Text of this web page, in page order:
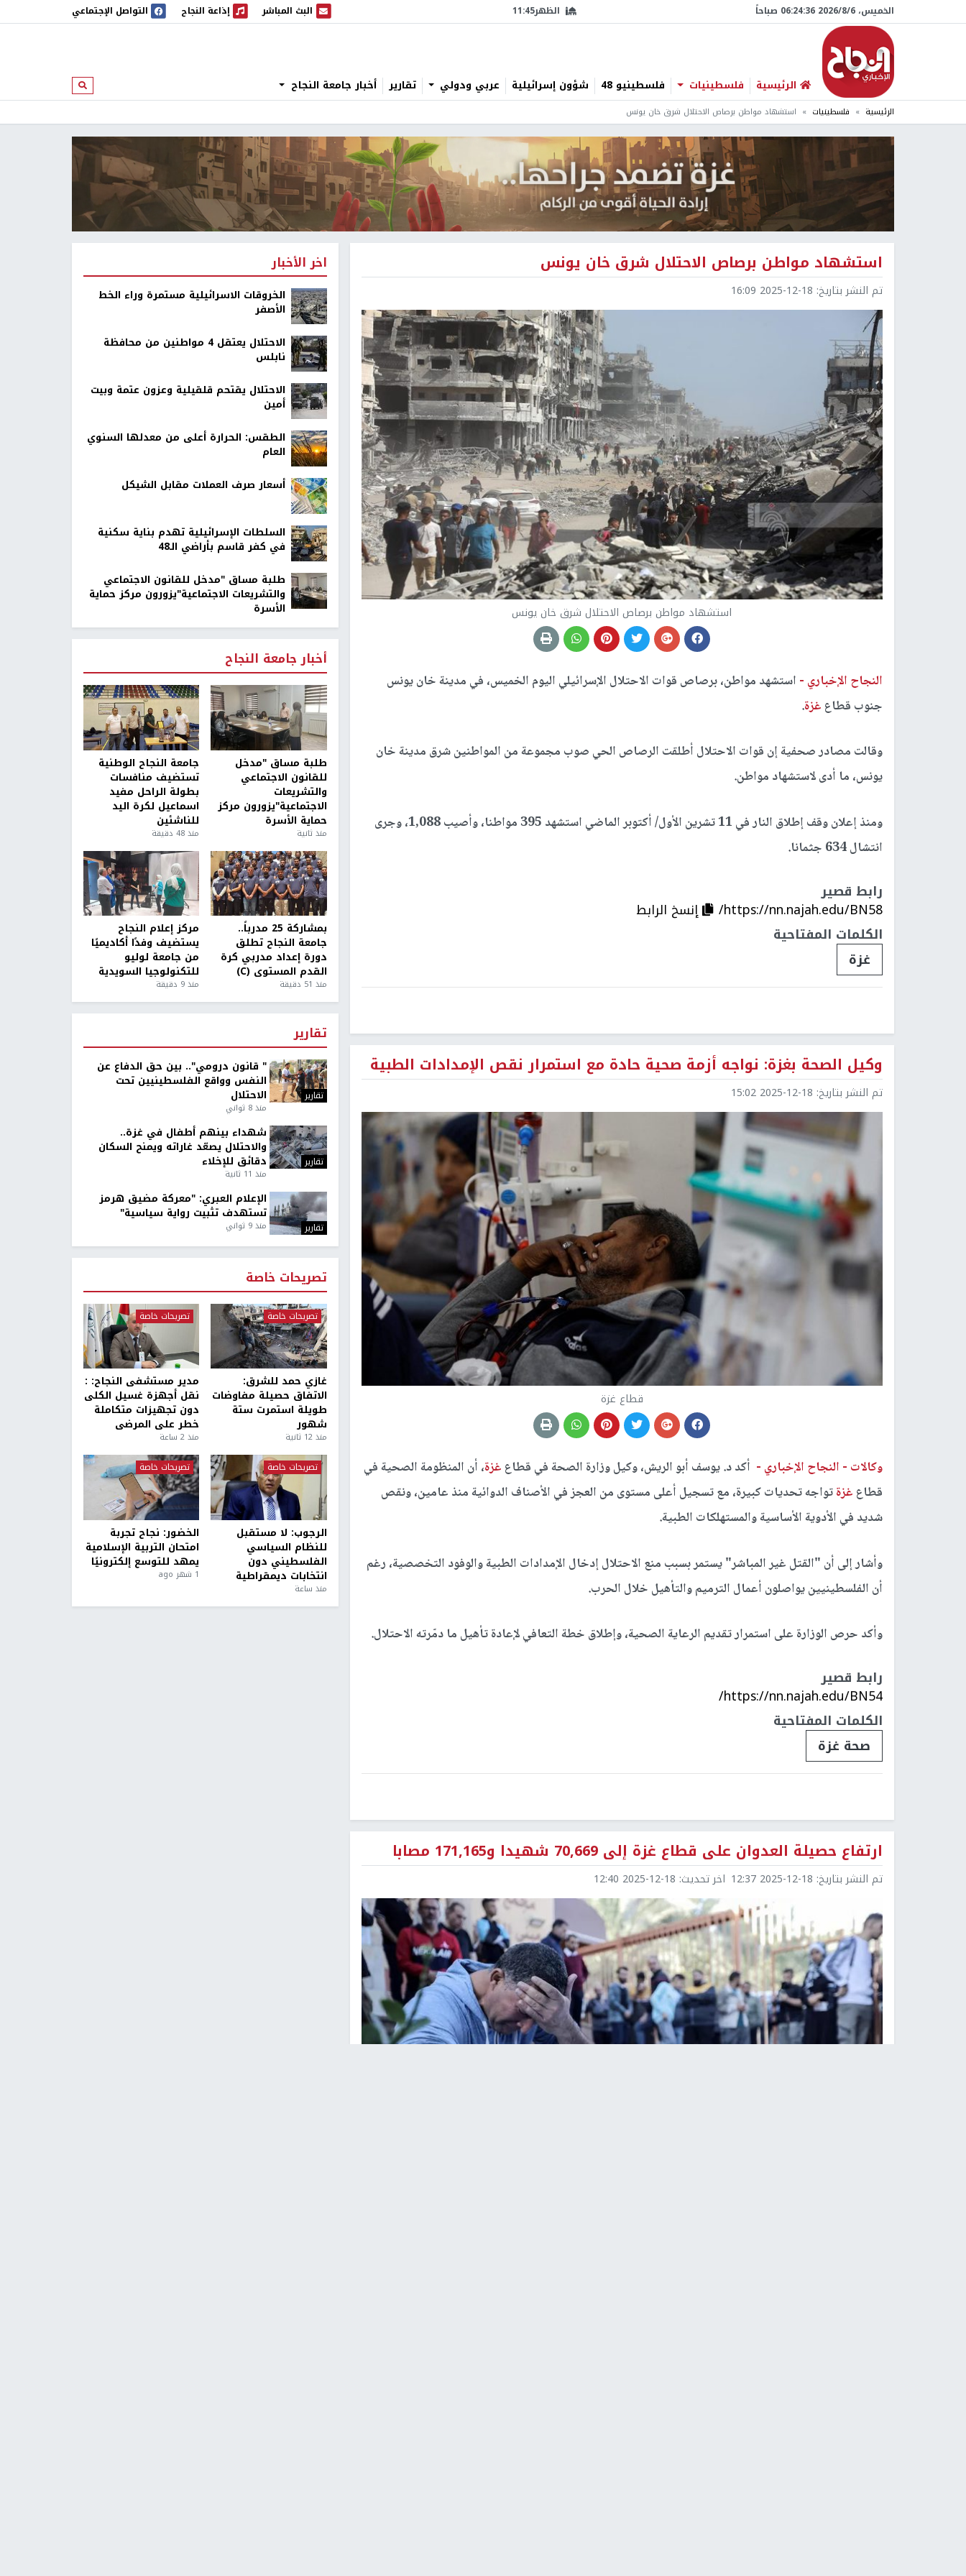
الخميس، 6/‏8/‏2026 06:24:37 صباحاً الظهر11:45 البث المباشر
البث المباشر إذاعة النجاح
إذاعة النجاح التواصل الإجتماعي
الرئيسية فلسطينيات فلسطينيو 48 شؤون إسرائيلية عربي ودولي تقارير أخبار جامعة النجاح ابحث
الرئيسية فلسطينيات استشهاد مواطن برصاص الاحتلال شرق خان يونس
استشهاد مواطن برصاص الاحتلال شرق خان يونس
تم النشر بتاريخ: 2025-12-18 16:09
استشهاد مواطن برصاص الاحتلال شرق خان يونس
النجاح الإخباري - استشهد مواطن، برصاص قوات الاحتلال الإسرائيلي اليوم الخميس، في مدينة خان يونس
جنوب قطاع غزة.
وقالت مصادر صحفية إن قوات الاحتلال أطلقت الرصاص الحي صوب مجموعة من المواطنين شرق مدينة خان
يونس، ما أدى لاستشهاد مواطن.
ومنذ إعلان وقف إطلاق النار في 11 تشرين الأول/ أكتوبر الماضي استشهد 395 مواطنا، وأصيب 1,088، وجرى
انتشال 634 جثمانا.
رابط قصير
https://nn.najah.edu/BN58/
إنسخ الرابط
الكلمات المفتاحية
غزة
وكيل الصحة بغزة: نواجه أزمة صحية حادة مع استمرار نقص الإمدادات الطبية
تم النشر بتاريخ: 2025-12-18 15:02
قطاع غزة
وكالات - النجاح الإخباري - أكد د. يوسف أبو الريش، وكيل وزارة الصحة في قطاع غزة، أن المنظومة الصحية في
قطاع غزةتواجه تحديات كبيرة، مع تسجيل أعلى مستوى من العجز في الأصناف الدوائية منذ عامين، ونقص
شديد في الأدوية الأساسية والمستهلكات الطبية.
وأشار إلى أن "القتل غير المباشر" يستمر بسبب منع الاحتلال إدخال الإمدادات الطبية والوفود التخصصية، رغم
أن الفلسطينيين يواصلون أعمال الترميم والتأهيل خلال الحرب.
وأكد حرص الوزارة على استمرار تقديم الرعاية الصحية، وإطلاق خطة التعافي لإعادة تأهيل ما دمّرته الاحتلال.
رابط قصير
https://nn.najah.edu/BN54/
الكلمات المفتاحية
صحة غزة
ارتفاع حصيلة العدوان على قطاع غزة إلى 70,669 شهيدا و171,165 مصابا
تم النشر بتاريخ: 2025-12-18 12:37 اخر تحديث: 2025-12-18 12:40
اخر الأخبار
الخروقات الاسرائيلية مستمرة وراء الخط
الأصفر
الاحتلال يعتقل 4 مواطنين من محافظة
نابلس
الاحتلال يقتحم قلقيلية وعزون عتمة وبيت
أمين
الطقس: الحرارة أعلى من معدلها السنوي
العام
أسعار صرف العملات مقابل الشيكل
السلطات الإسرائيلية تهدم بناية سكنية
في كفر قاسم بأراضي الـ48
طلبة مساق "مدخل للقانون الاجتماعي
والتشريعات الاجتماعية"يزورون مركز حماية
الأسرة
أخبار جامعة النجاح
طلبة مساق "مدخل
للقانون الاجتماعي
والتشريعات
الاجتماعية"يزورون مركز
حماية الأسرة
منذ ثانية
جامعة النجاح الوطنية
تستضيف منافسات
بطولة الراحل مفيد
اسماعيل لكرة اليد
للناشئين
منذ 48 دقيقة
بمشاركة 25 مدرباً..
جامعة النجاح تطلق
دورة إعداد مدربي كرة
القدم المستوى (C)
منذ 51 دقيقة
مركز إعلام النجاح
يستضيف وفدًا أكاديميًا
من جامعة لوليو
للتكنولوجيا السويدية
منذ 9 دقيقة
تقارير
تقارير
" قانون درومي".. بين حق الدفاع عن
النفس وواقع الفلسطينيين تحت
الاحتلال
منذ 8 ثواني
تقارير
شهداء بينهم أطفال في غزة..
والاحتلال يصعّد غاراته ويمنح السكان
دقائق للإخلاء
منذ 11 ثانية
تقارير
الإعلام العبري: "معركة مضيق هرمز
تستهدف تثبيت رواية سياسية"
منذ 9 ثواني
تصريحات خاصة
تصريحات خاصة
غازي حمد للشرق:
الاتفاق حصيلة مفاوضات
طويلة استمرت ستة
شهور
منذ 12 ثانية
تصريحات خاصة
مدير مستشفى النجاح: :
نقل أجهزة غسيل الكلى
دون تجهيزات متكاملة
خطر على المرضى
منذ 2 ساعة
تصريحات خاصة
الرجوب: لا مستقبل
للنظام السياسي
الفلسطيني دون
انتخابات ديمقراطية
منذ ساعة
تصريحات خاصة
الخضور: نجاح تجربة
امتحان التربية الإسلامية
يمهد للتوسع إلكترونيًا
1 شهر ago